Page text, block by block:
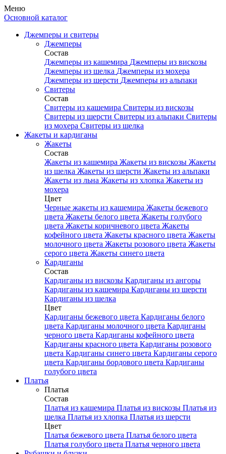
Меню
Основной каталог
Джемперы и свитеры
Джемперы
Состав
Джемперы из кашемира Джемперы из вискозы
Джемперы из шелка Джемперы из мохера
Джемперы из шерсти Джемперы из альпаки
Свитеры
Состав
Свитеры из кашемира Свитеры из вискозы
Свитеры из шерсти Свитеры из альпаки Свитеры
из мохера Свитеры из шелка
Жакеты и кардиганы
Жакеты
Состав
Жакеты из кашемира Жакеты из вискозы Жакеты
из шелка Жакеты из шерсти Жакеты из альпаки
Жакеты из льна Жакеты из хлопка Жакеты из
мохера
Цвет
Черные жакеты из кашемира Жакеты бежевого
цвета Жакеты белого цвета Жакеты голубого
цвета Жакеты коричневого цвета Жакеты
кофейного цвета Жакеты красного цвета Жакеты
молочного цвета Жакеты розового цвета Жакеты
серого цвета Жакеты синего цвета
Кардиганы
Состав
Кардиганы из вискозы Кардиганы из ангоры
Кардиганы из кашемира Кардиганы из шерсти
Кардиганы из шелка
Цвет
Кардиганы бежевого цвета Кардиганы белого
цвета Кардиганы молочного цвета Кардиганы
черного цвета Кардиганы кофейного цвета
Кардиганы красного цвета Кардиганы розового
цвета Кардиганы синего цвета Кардиганы серого
цвета Кардиганы бордового цвета Кардиганы
голубого цвета
Платья
Платья
Состав
Платья из кашемира Платья из вискозы Платья из
шелка Платья из хлопка Платья из шерсти
Цвет
Платья бежевого цвета Платья белого цвета
Платья голубого цвета Платья черного цвета